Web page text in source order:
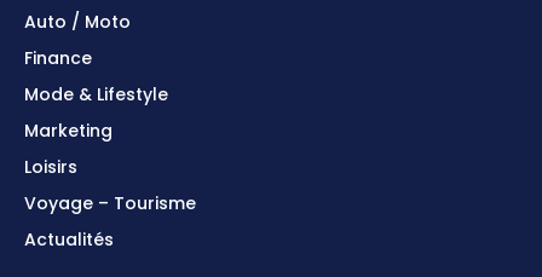
Auto / Moto
Finance
Mode & Lifestyle
Marketing
Loisirs
Voyage – Tourisme
Actualités